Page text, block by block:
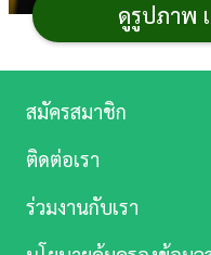
กรมการขนส่งทางบ
ก่อนเดินทางช่วงเทศกา
โดยสามารถนำ
รถยนต์
ดูรูปภาพ
ดู
Music
สมัครสมาชิก
ติดต่อเรา
ร่วมงานกับเรา